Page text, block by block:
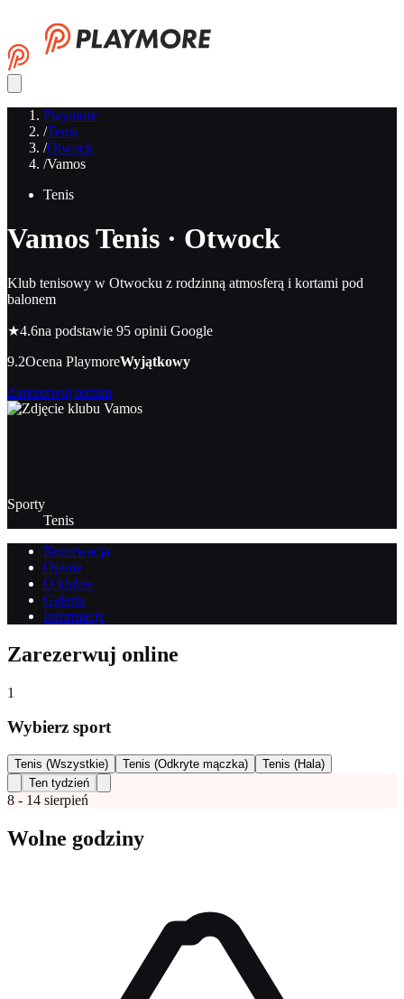
Playmore
/Tenis
/Otwock
/Vamos
Tenis
VamosTenis · Otwock
Klub tenisowy w Otwocku z rodzinną atmosferą i kortami pod
balonem
★4.6na podstawie 95 opinii Google
9.2Ocena PlaymoreWyjątkowy
Zarezerwuj termin
Sporty
Tenis
Rezerwacja
Opinie
O klubie
Galeria
Informacje
Zarezerwuj online
1
Wybierz sport
Tenis (Wszystkie) Tenis (Odkryte mączka)
Tenis (Hala)
Ten tydzień
8 - 14 sierpień
Wolne godziny